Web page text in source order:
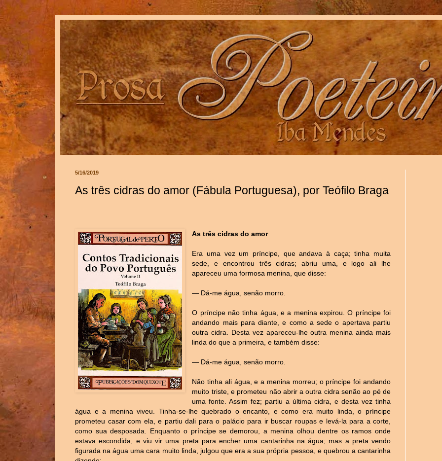
5/16/2019
As três cidras do amor (Fábula Portuguesa), por Teófilo Braga
As três cidras do amor
Era uma vez um príncipe, que andava à caça; tinha muita
sede, e encontrou três cidras; abriu uma, e logo ali lhe
apareceu uma formosa menina, que disse:
— Dá-me água, senão morro.
O príncipe não tinha água, e a menina expirou. O príncipe foi
andando mais para diante, e como a sede o apertava partiu
outra cidra. Desta vez apareceu-lhe outra menina ainda mais
linda do que a primeira, e também disse:
— Dá-me água, senão morro.
Não tinha ali água, e a menina morreu; o príncipe foi andando
muito triste, e prometeu não abrir a outra cidra senão ao pé de
uma fonte. Assim fez; partiu a última cidra, e desta vez tinha
água e a menina viveu. Tinha-se-lhe quebrado o encanto, e como era muito linda, o príncipe
prometeu casar com ela, e partiu dali para o palácio para ir buscar roupas e levá-la para a corte,
como sua desposada. Enquanto o príncipe se demorou, a menina olhou dentre os ramos onde
estava escondida, e viu vir uma preta para encher uma cantarinha na água; mas a preta vendo
figurada na água uma cara muito linda, julgou que era a sua própria pessoa, e quebrou a cantarinha